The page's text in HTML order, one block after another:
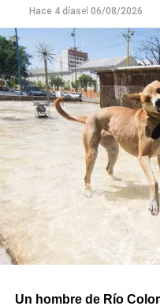
Hace 4 díasel 06/08/2026
Un hombre de Río